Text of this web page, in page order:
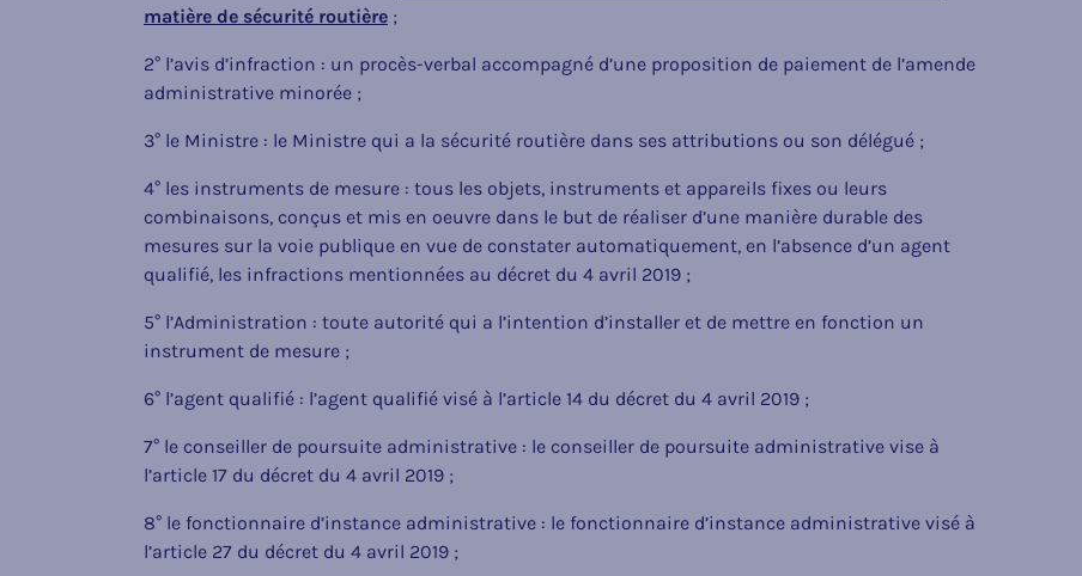
matière de sécurité routière ;
2° l’avis d’infraction : un procès-verbal accompagné d’une proposition de paiement de l’amende
administrative minorée ;
3° le Ministre : le Ministre qui a la sécurité routière dans ses attributions ou son délégué ;
4° les instruments de mesure : tous les objets, instruments et appareils fixes ou leurs
combinaisons, conçus et mis en oeuvre dans le but de réaliser d’une manière durable des
mesures sur la voie publique en vue de constater automatiquement, en l’absence d’un agent
qualifié, les infractions mentionnées au décret du 4 avril 2019 ;
5° l’Administration : toute autorité qui a l’intention d’installer et de mettre en fonction un
instrument de mesure ;
6° l’agent qualifié : l’agent qualifié visé à l’article 14 du décret du 4 avril 2019 ;
7° le conseiller de poursuite administrative : le conseiller de poursuite administrative vise à
l’article 17 du décret du 4 avril 2019 ;
8° le fonctionnaire d’instance administrative : le fonctionnaire d’instance administrative visé à
l’article 27 du décret du 4 avril 2019 ;